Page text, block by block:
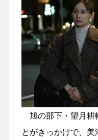
旭の部下・望月耕
とがきっかけで、